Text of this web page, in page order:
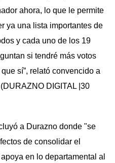
ahora, lo que le permite
ya una lista importantes de
y cada uno de los 19
si tendré más votos
sí”, relató convencido a
DIGITAL |30
a Durazno donde "se
de consolidar el
en lo departamental al